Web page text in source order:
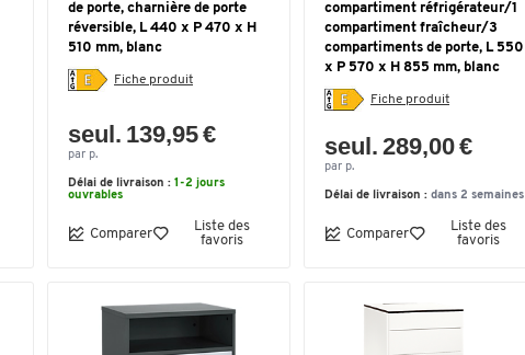
de porte, charnière de porte
réversible, L 440 x P 470 x H
510 mm, blanc
Fiche produit
seul. 139,95 €
par p.
Délai de livraison : 1-2 jours
ouvrables
Comparer
Liste des
favoris
compartiment réfrigérateur/1
compartiment fraîcheur/3
compartiments de porte, L 550
x P 570 x H 855 mm, blanc
Fiche produit
seul. 289,00 €
par p.
Délai de livraison : dans 2 semaines
Comparer
Liste des
favoris